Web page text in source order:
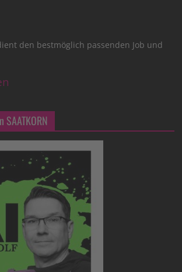
den bestmöglich passenden Job und